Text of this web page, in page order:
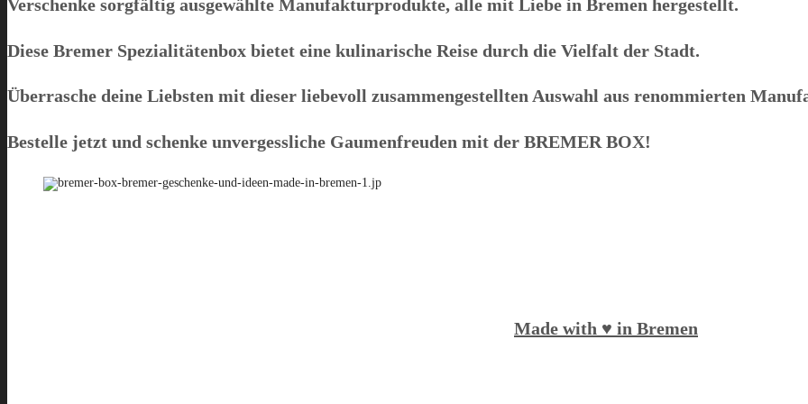
Verschenke sorgfältig ausgewählte Manufakturprodukte, alle mit Liebe in Bremen hergestellt.
Diese Bremer Spezialitätenbox bietet eine kulinarische Reise durch die Vielfalt der Stadt.
Überrasche deine Liebsten mit dieser liebevoll zusammengestellten Auswahl aus renommierten
Bestelle jetzt und schenke unvergessliche Gaumenfreuden mit der BREMER BOX!
Made with ♥️ in Bremen